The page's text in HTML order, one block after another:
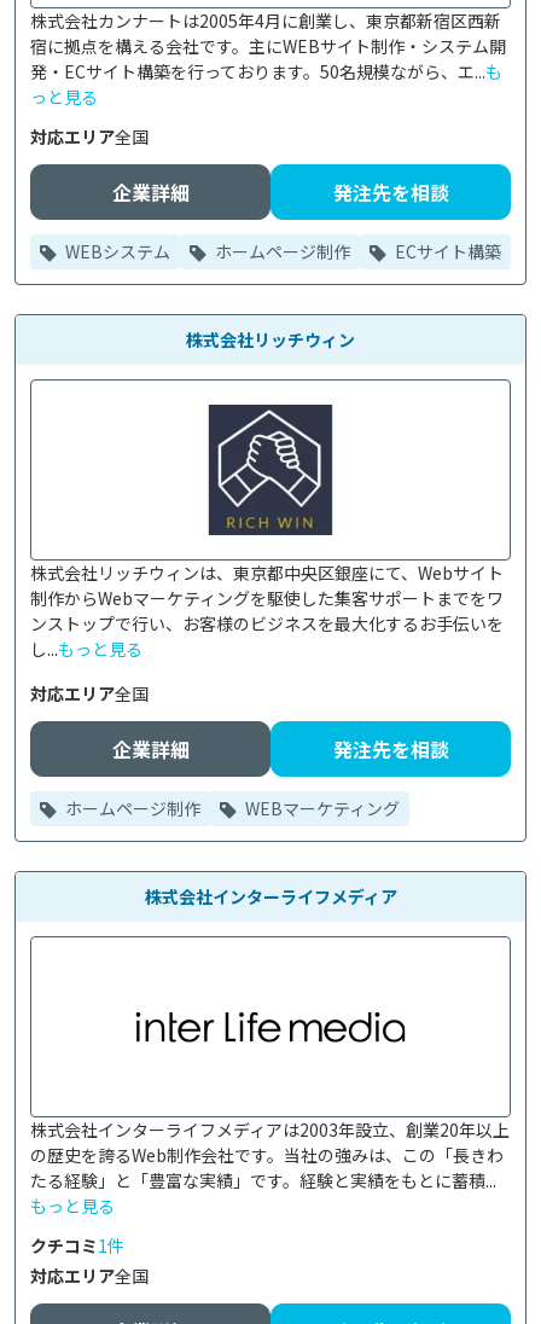
株式会社カンナートは2005年4月に創業し、東京都新宿区西新
宿に拠点を構える会社です。主にWEBサイト制作・システム開
発・ECサイト構築を行っております。50名規模ながら、エ...も
っと見る
対応エリア全国
企業詳細 発注先を相談
WEBシステム ホームページ制作 ECサイト構築
株式会社リッチウィン
株式会社リッチウィンは、東京都中央区銀座にて、Webサイト
制作からWebマーケティングを駆使した集客サポートまでをワ
ンストップで行い、お客様のビジネスを最大化するお手伝いを
し...もっと見る
対応エリア全国
企業詳細 発注先を相談
ホームページ制作 WEBマーケティング
株式会社インターライフメディア
株式会社インターライフメディアは2003年設立、創業20年以上
の歴史を誇るWeb制作会社です。当社の強みは、この「長きわ
たる経験」と「豊富な実績」です。経験と実績をもとに蓄積...
もっと見る
クチコミ1件
対応エリア全国